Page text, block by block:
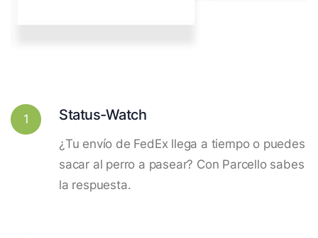
1 Status-Watch
¿Tu envío de FedEx llega a tiempo o puedes
sacar al perro a pasear? Con Parcello sabes
la respuesta.